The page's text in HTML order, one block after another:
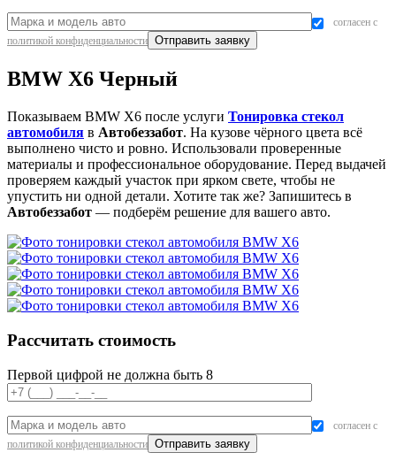
согласен с
политикой конфиденциальности
BMW X6 Черный
Показываем BMW X6 после услуги Тонировка стекол
автомобиля в Автобеззабот. На кузове чёрного цвета всё
выполнено чисто и ровно. Использовали проверенные
материалы и профессиональное оборудование. Перед выдачей
проверяем каждый участок при ярком свете, чтобы не
упустить ни одной детали. Хотите так же? Запишитесь в
Автобеззабот — подберём решение для вашего авто.
Рассчитать стоимость
Первой цифрой не должна быть 8
согласен с
политикой конфиденциальности